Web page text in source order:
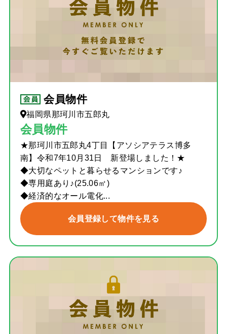
会員物件
福岡県那珂川市五郎丸
会員物件
★那珂川市五郎丸4丁目【アソシアテラス博多
南】令和7年10月31日 新登場しました！★
◆大切なペットと暮らせるマンションです♪
◆専用庭あり♪(25.06㎡)
◆経済的なオール電化...
会員登録して物件を見る